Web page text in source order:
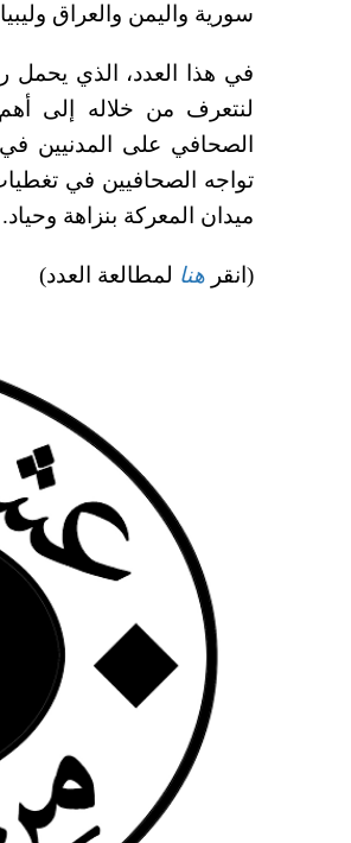
سورية واليمن والعراق
لنتعرف من خلاله إلى
الصحافي على المدنيين
تواجه الصحافيين في
ميدان المعركة بنزاهة وحياد.
(انقر هنا لمطالعة العدد)